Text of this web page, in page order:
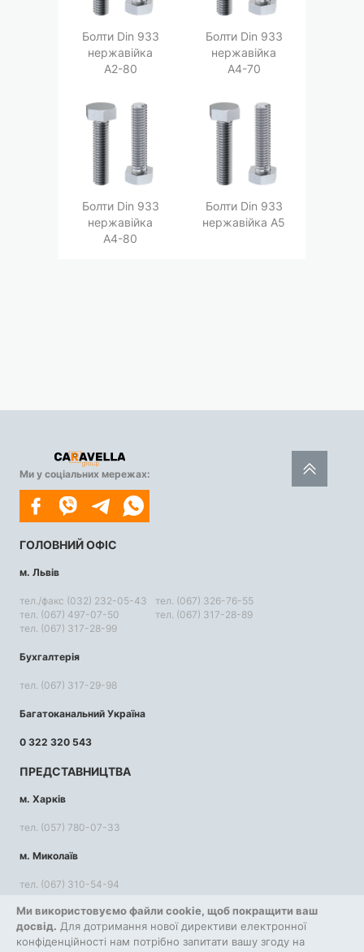
Ми використовуємо файли cookie, щоб покращити ваш
досвід. Для дотримання нової директиви електронної
конфіденційності нам потрібно запитати вашу згоду на
Болти Din 933
нержавійка
A2-80
Болти Din 933
нержавійка
A4-70
Болти Din 933
нержавійка
A4-80
Болти Din 933
нержавійка A5
Ми у соціальних мережах:
ГОЛОВНИЙ ОФІС
м. Львів
тел./факс (032) 232-05-43
тел. (067) 497-07-50
тел. (067) 317-28-99
тел. (067) 326-76-55
тел. (067) 317-28-89
Бухгалтерія
тел. (067) 317-29-98
Багатоканальний Україна
0 322 320 543
ПРЕДСТАВНИЦТВА
м. Харків
тел. (057) 780-07-33
м. Миколаїв
тел. (067) 310-54-94
КОРИСНА ІНФОРМАЦІЯ
Повернення та обмін